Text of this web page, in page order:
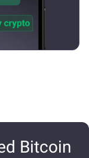
Bitcoin